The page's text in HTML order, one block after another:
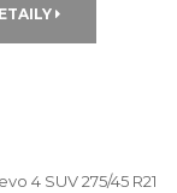
4 SUV 275/45 R21